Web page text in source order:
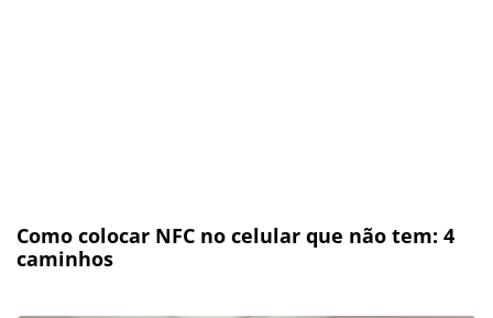
Como colocar NFC no celular que não tem: 4
caminhos